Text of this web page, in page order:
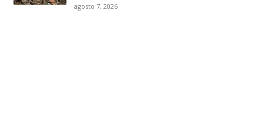
agosto 7, 2026